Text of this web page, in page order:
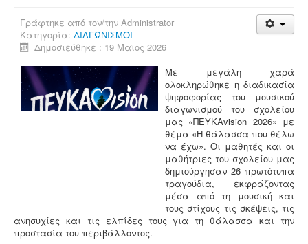
Γράφτηκε από τον/την Administrator
Κατηγορία: ΔΙΑΓΩΝΙΣΜΟΙ
Δημοσιεύθηκε : 19 Μαϊος 2026
Με μεγάλη χαρά
ολοκληρώθηκε η διαδικασία
ψηφοφορίας του μουσικού
διαγωνισμού του σχολείου
μας «ΠΕΥΚΑvision 2026» με
θέμα «Η θάλασσα που θέλω
να έχω». Οι μαθητές και οι
μαθήτριες του σχολείου μας
δημιούργησαν 26 πρωτότυπα
τραγούδια, εκφράζοντας
μέσα από τη μουσική και
τους στίχους τις σκέψεις, τις
ανησυχίες και τις ελπίδες τους για τη θάλασσα και την
προστασία του περιβάλλοντος.